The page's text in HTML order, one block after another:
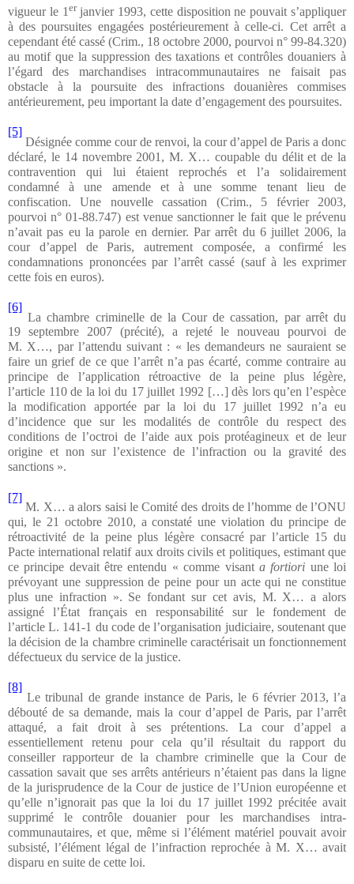
vigueur le 1 erjanvier 1993, cette disposition ne pouvait s’appliquer
à des poursuites engagées postérieurement à celle-ci. Cet arrêt a
cependant été cassé (Crim., 18 octobre 2000, pourvoi n° 99-84.320)
au motif que la suppression des taxations et contrôles douaniers à
l’égard des marchandises intracommunautaires ne faisait pas
obstacle à la poursuite des infractions douanières commises
antérieurement, peu important la date d’engagement des poursuites.
[5]
Désignée comme cour de renvoi, la cour d’appel de Paris a donc
déclaré, le 14 novembre 2001, M. X… coupable du délit et de la
contravention qui lui étaient reprochés et l’a solidairement
condamné à une amende et à une somme tenant lieu de
confiscation. Une nouvelle cassation (Crim., 5 février 2003,
pourvoi n° 01-88.747) est venue sanctionner le fait que le prévenu
n’avait pas eu la parole en dernier. Par arrêt du 6 juillet 2006, la
cour d’appel de Paris, autrement composée, a confirmé les
condamnations prononcées par l’arrêt cassé (sauf à les exprimer
cette fois en euros).
[6]
La chambre criminelle de la Cour de cassation, par arrêt du
19 septembre 2007 (précité), a rejeté le nouveau pourvoi de
M. X…, par l’attendu suivant : « les demandeurs ne sauraient se
faire un grief de ce que l’arrêt n’a pas écarté, comme contraire au
principe de l’application rétroactive de la peine plus légère,
l’article 110 de la loi du 17 juillet 1992 […] dès lors qu’en l’espèce
la modification apportée par la loi du 17 juillet 1992 n’a eu
d’incidence que sur les modalités de contrôle du respect des
conditions de l’octroi de l’aide aux pois protéagineux et de leur
origine et non sur l’existence de l’infraction ou la gravité des
sanctions ».
[7]
M. X… a alors saisi le Comité des droits de l’homme de l’ONU
qui, le 21 octobre 2010, a constaté une violation du principe de
rétroactivité de la peine plus légère consacré par l’article 15 du
Pacte international relatif aux droits civils et politiques, estimant que
ce principe devait être entendu « comme visant a fortiori une loi
prévoyant une suppression de peine pour un acte qui ne constitue
plus une infraction ». Se fondant sur cet avis, M. X… a alors
assigné l’État français en responsabilité sur le fondement de
l’article L. 141-1 du code de l’organisation judiciaire, soutenant que
la décision de la chambre criminelle caractérisait un fonctionnement
défectueux du service de la justice.
[8]
Le tribunal de grande instance de Paris, le 6 février 2013, l’a
débouté de sa demande, mais la cour d’appel de Paris, par l’arrêt
attaqué, a fait droit à ses prétentions. La cour d’appel a
essentiellement retenu pour cela qu’il résultait du rapport du
conseiller rapporteur de la chambre criminelle que la Cour de
cassation savait que ses arrêts antérieurs n’étaient pas dans la ligne
de la jurisprudence de la Cour de justice de l’Union européenne et
qu’elle n’ignorait pas que la loi du 17 juillet 1992 précitée avait
supprimé le contrôle douanier pour les marchandises intra-
communautaires, et que, même si l’élément matériel pouvait avoir
subsisté, l’élément légal de l’infraction reprochée à M. X… avait
disparu en suite de cette loi.